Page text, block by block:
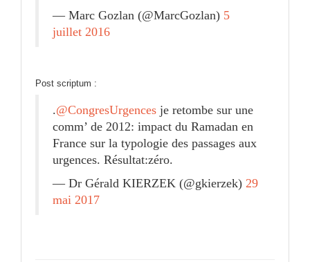
— Marc Gozlan (@MarcGozlan) 5
juillet 2016
Post scriptum :
.@CongresUrgences je retombe sur une
comm’ de 2012: impact du Ramadan en
France sur la typologie des passages aux
urgences. Résultat:zéro.
— Dr Gérald KIERZEK (@gkierzek) 29
mai 2017